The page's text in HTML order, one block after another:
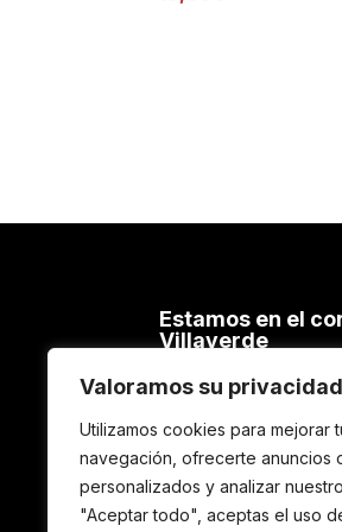
Valoramos su privacidad
Utilizamos cookies para mejorar
navegación, ofrecerte anuncios
personalizados y analizar
"Aceptar todo", aceptas el uso
Estamos en el
Villaverde
C/ Cacereños, 54
TEL. 91 798 69 11
600 241 668
e-mail: